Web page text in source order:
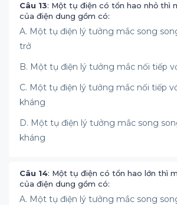
Câu 13: Một tụ điện có tổn hao nhỏ thì
của điện dung gồm có:
A. Một tụ điện lý tưởng mắc song
trở
B. Một tụ điện lý tưởng mắc nối tiếp
C. Một tụ điện lý tưởng mắc nối tiếp
kháng
D. Một tụ điện lý tưởng mắc song
kháng
Câu 14: Một tụ điện có tổn hao lớn thì
của điện dung gồm có:
A. Một tụ điện lý tưởng mắc song